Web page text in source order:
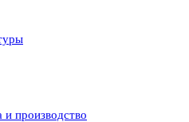
и производство